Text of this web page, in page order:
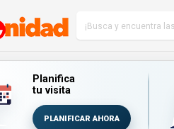
Planifica
tu visita
PLANIFICAR AHORA